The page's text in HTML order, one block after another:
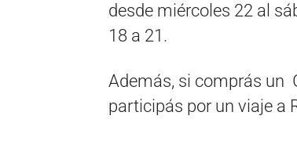
desde miércoles 22 al
18 a 21.
Además, si comprás un
participás por un viaje a